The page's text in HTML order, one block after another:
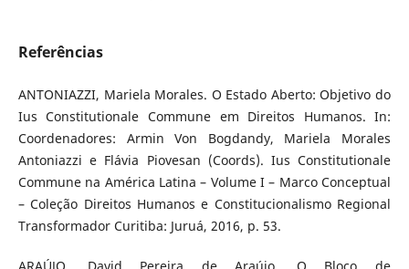
Referências
ANTONIAZZI, Mariela Morales. O Estado Aberto: Objetivo do
Ius Constitutionale Commune em Direitos Humanos. In:
Coordenadores: Armin Von Bogdandy, Mariela Morales
Antoniazzi e Flávia Piovesan (Coords). Ius Constitutionale
Commune na América Latina – Volume I – Marco Conceptual
– Coleção Direitos Humanos e Constitucionalismo Regional
Transformador Curitiba: Juruá, 2016, p. 53.
ARAÚJO, David Pereira de Araújo. O Bloco de